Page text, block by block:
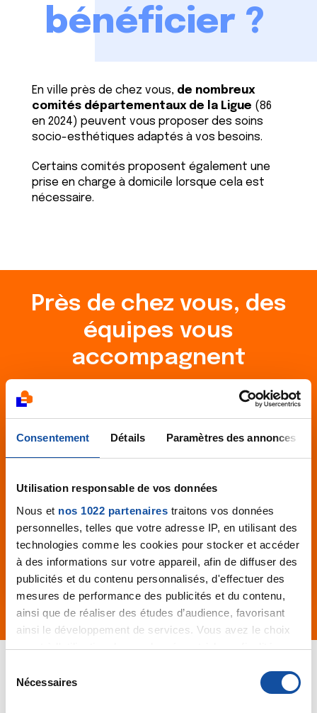
Consentement Détails Paramètres des annonces
Utilisation responsable de vos données
Nous et nos 1022 partenaires traitons vos données
personnelles, telles que votre adresse IP, en utilisant des
technologies comme les cookies pour stocker et accéder
à des informations sur votre appareil, afin de diffuser des
publicités et du contenu personnalisés, d'effectuer des
mesures de performance des publicités et du contenu,
ainsi que de réaliser des études d’audience, favorisant
ainsi le développement de services. Vous avez le choix
quant à l'utilisation de vos données et à leurs finalités.
tout moment en consultant la Déclaration relative aux
cookies ou en cliquant sur l'icône de confidentialité.
Nécessaires
bénéficier ?
En ville près de chez vous, de nombreux
comités départementaux de la Ligue (86
en 2024) peuvent vous proposer des soins
socio-esthétiques adaptés à vos besoins.
Certains comités proposent également une
prise en charge à domicile lorsque cela est
nécessaire.
Près de chez vous, des
équipes vous
accompagnent
En métropole et dans les territoires
d’outre-mer
Afin de vous orienter au mieux, veuillez indiquer votre
En savoir plus sur les